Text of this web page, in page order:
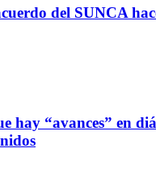
del SUNCA
hay “avances” en